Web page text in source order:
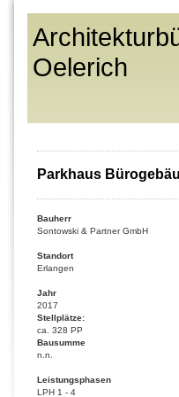
Oelerich
Parkhaus
Bauherr
Sontowski & Partner GmbH
Standort
Erlangen
Jahr
2017
Stellplätze:
ca. 328 PP
Bausumme
n.n.
Leistungsphasen
LPH 1 - 4